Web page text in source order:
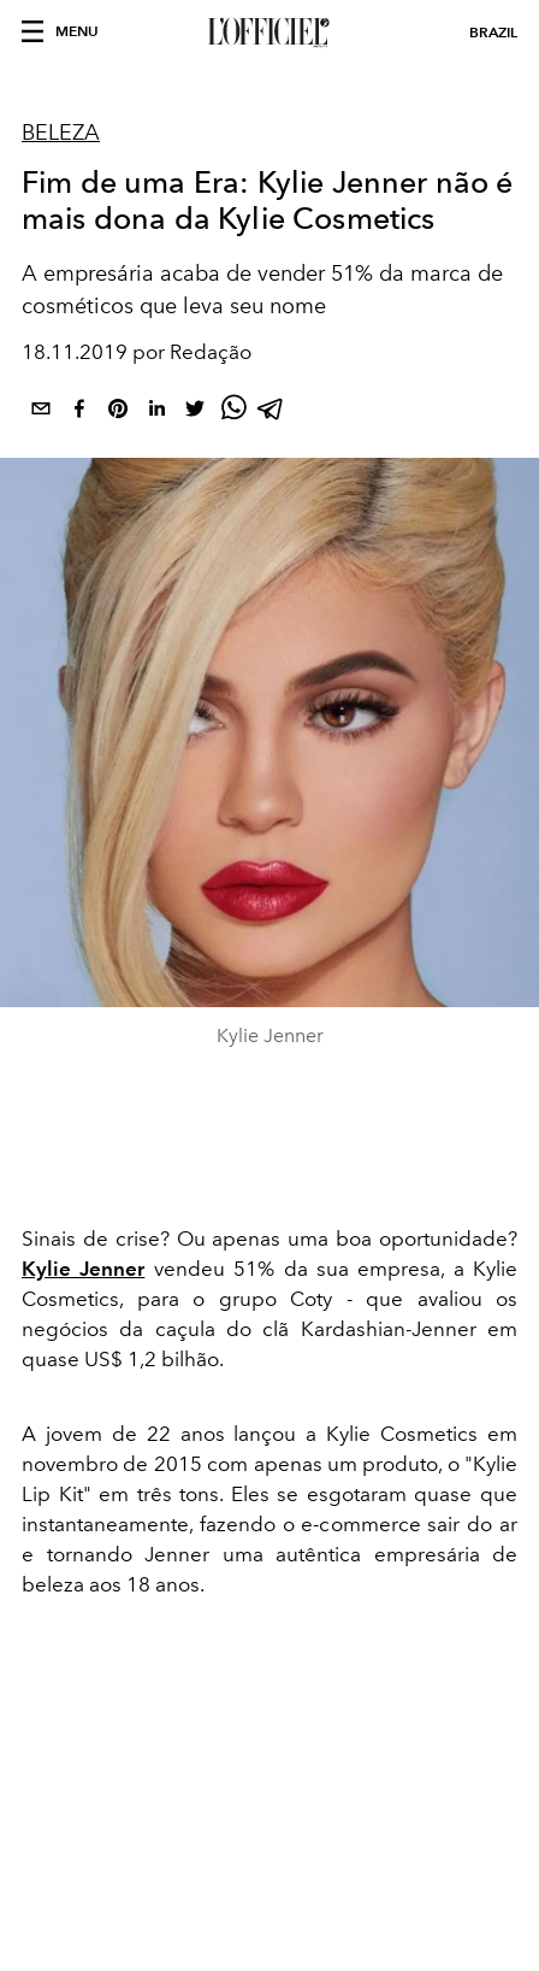
MENU BRAZIL
BELEZA
Fim de uma Era: Kylie Jenner não é
mais dona da Kylie Cosmetics
A empresária acaba de vender 51% da marca de
cosméticos que leva seu nome
18.11.2019 por Redação
Kylie Jenner
Sinais de crise? Ou apenas uma boa oportunidade?
Kylie Jennervendeu 51% da sua empresa, a Kylie
Cosmetics, para o grupo Coty - que avaliou os
negócios da caçula do clã Kardashian-Jenner em
quase US$ 1,2 bilhão.
A jovem de 22 anos lançou a Kylie Cosmetics em
novembro de 2015 com apenas um produto, o "Kylie
Lip Kit" em três tons. Eles se esgotaram quase que
instantaneamente, fazendo o e-commerce sair do ar
e tornando Jenner uma autêntica empresária de
beleza aos 18 anos.